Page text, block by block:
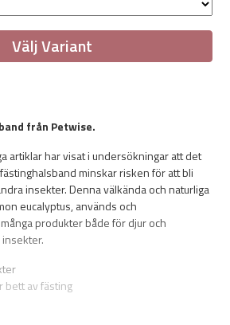
Välj Variant
från Petwise.
artiklar har visat i undersökningar att det
minskar risken för att bli
insekter. Denna välkända och naturliga
eucalyptus, används och
produkter både för djur och
bett av fästing